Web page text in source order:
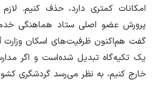
امکانات کمتری دارد، حذف کنیم.
پرورش عضو اصلی ستاد هماهنگی
گفت هم‌اکنون ظرفیت‌های اسکان
یک تکیه‌گاه تبدیل شده‌است و اگر
خارج کنیم، به نظر می‌رسد گردشگری